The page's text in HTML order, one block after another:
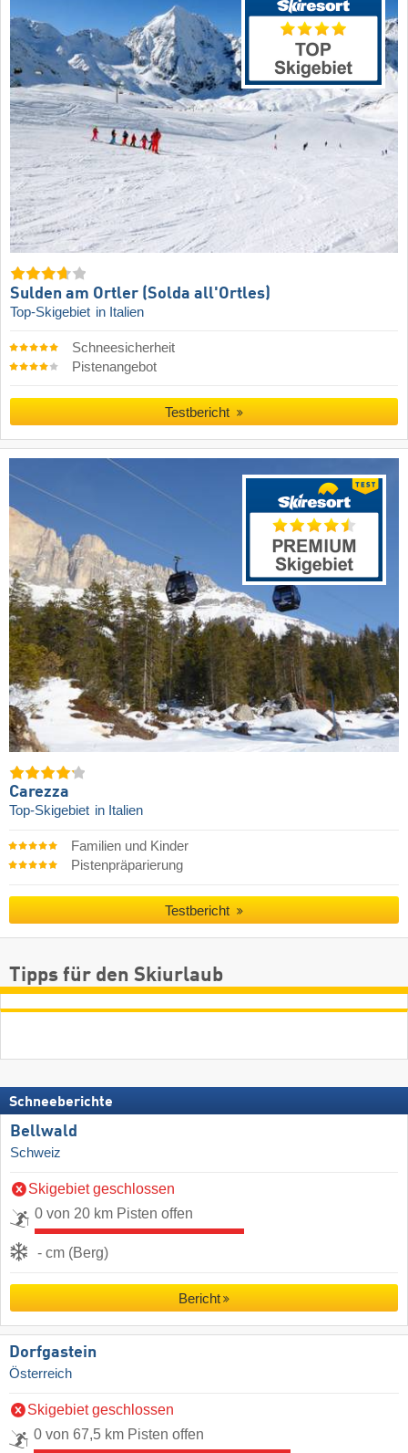
Sulden am Ortler (Solda all'Ortles)
Top-Skigebiet in Italien
Schneesicherheit
Pistenangebot
Testbericht
Carezza
Top-Skigebiet in Italien
Familien und Kinder
Pistenpräparierung
Testbericht
Tipps für den Skiurlaub
Schneeberichte
Bellwald
Schweiz
Skigebiet geschlossen
0 von 20 km Pisten offen
- cm (Berg)
Bericht
Dorfgastein
Österreich
Skigebiet geschlossen
0 von 67,5 km Pisten offen